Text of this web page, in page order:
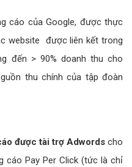
cáo của Google, được thực
website được liên kết trong
đến > 90% doanh thu cho
thu chính của tập đoàn
được tài trợ Adwords cho
cáo Pay Per Click (tức là chỉ